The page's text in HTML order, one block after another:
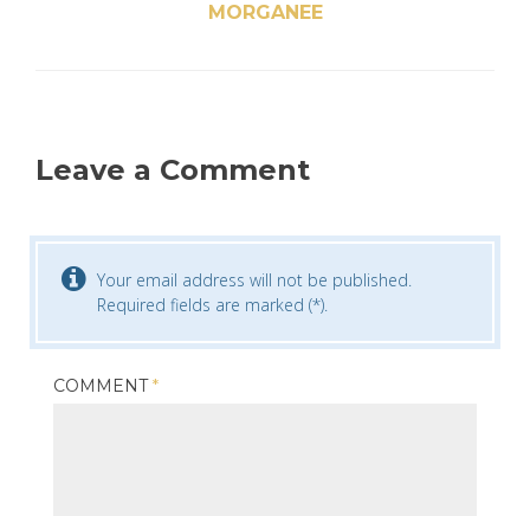
MORGANEE
Leave a Comment
Your email address will not be published.
Required fields are marked (*).
COMMENT*